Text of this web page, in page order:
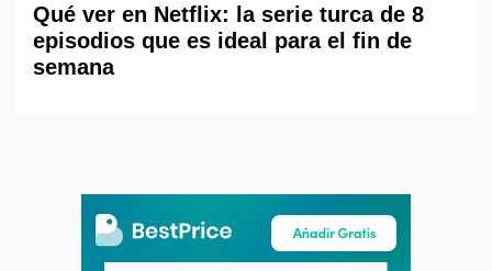
Qué ver en Netflix: la serie turca de 8
episodios que es ideal para el fin de
semana